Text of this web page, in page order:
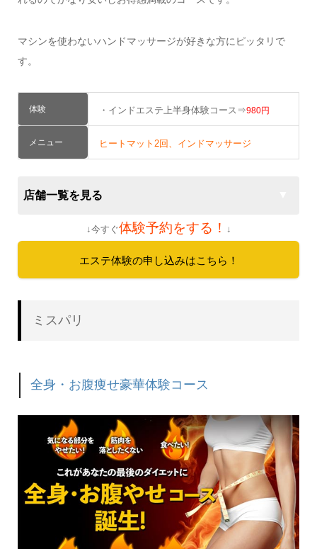
マシンを使わないハンドマッサージが好きな方にピッタリで
す。
体験 ・インドエステ上半身体験コース⇒980円
メニュー ヒートマット2回、インドマッサージ
店舗一覧を見る
↓今すぐ体験予約をする！ ↓
エステ体験の申し込みはこちら！
ミスパリ
全身・お腹痩せ豪華体験コース